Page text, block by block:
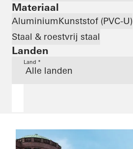
Materiaal
AluminiumKunststof (PVC-U)
Staal & roestvrij staal
Landen
Land *